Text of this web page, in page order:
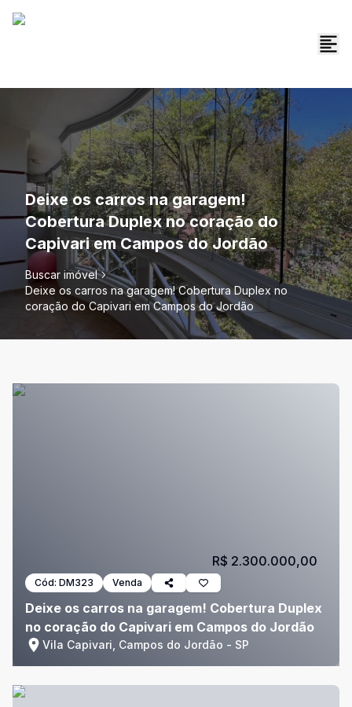
Deixe os carros na garagem!
Cobertura Duplex no coração do
Capivari em Campos do Jordão
Buscar imóvel
Deixe os carros na garagem! Cobertura Duplex no
coração do Capivari em Campos do Jordão
Cód: DM323 Venda
Deixe os carros na garagem! Cobertura Duplex
no coração do Capivari em Campos do Jordão
Vila Capivari, Campos do Jordão - SP
R$ 2.300.000,00